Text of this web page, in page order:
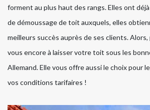
forment au plus haut des rangs. Elles ont
de démoussage de toit auxquels, elles
meilleurs succès auprès de ses clients.
vous encore à laisser votre toit sous les
Allemand. Elle vous offre aussi le choix pour
vos conditions tarifaires !